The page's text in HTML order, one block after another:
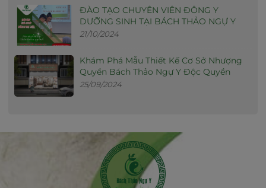
ĐÀO TẠO CHUYÊN VIÊN ĐÔNG Y
DƯỠNG SINH TẠI BÁCH THẢO NGỰ Y
21/10/2024
Khám Phá Mẫu Thiết Kế Cơ Sở Nhượng
Quyền Bách Thảo Ngự Y Độc Quyền
25/09/2024